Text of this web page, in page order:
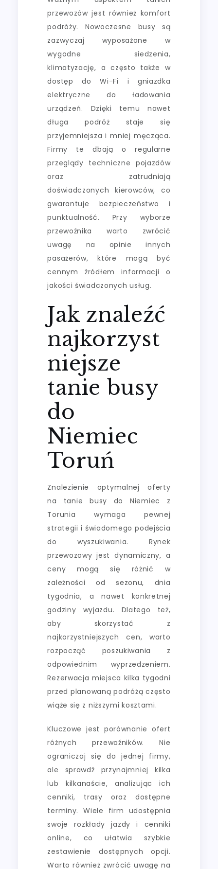
przewozów jest również komfort
podróży. Nowoczesne busy są
zazwyczaj wyposażone w
wygodne siedzenia,
klimatyzację, a często także w
dostęp do Wi-Fi i gniazdka
elektryczne do ładowania
urządzeń. Dzięki temu nawet
długa podróż staje się
przyjemniejsza i mniej męcząca.
Firmy te dbają o regularne
przeglądy techniczne pojazdów
oraz zatrudniają
doświadczonych kierowców, co
gwarantuje bezpieczeństwo i
punktualność. Przy wyborze
przewoźnika warto zwrócić
uwagę na opinie innych
pasażerów, które mogą być
cennym źródłem informacji o
jakości świadczonych usług.
Jak znaleźć
najkorzyst
niejsze
tanie busy
do
Niemiec
Toruń
Znalezienie optymalnej oferty
na tanie busy do Niemiec z
Torunia wymaga pewnej
strategii i świadomego podejścia
do wyszukiwania. Rynek
przewozowy jest dynamiczny, a
ceny mogą się różnić w
zależności od sezonu, dnia
tygodnia, a nawet konkretnej
godziny wyjazdu. Dlatego też,
aby skorzystać z
najkorzystniejszych cen, warto
rozpocząć poszukiwania z
odpowiednim wyprzedzeniem.
Rezerwacja miejsca kilka tygodni
przed planowaną podróżą często
wiąże się z niższymi kosztami.
Kluczowe jest porównanie ofert
różnych przewoźników. Nie
ograniczaj się do jednej firmy,
ale sprawdź przynajmniej kilka
lub kilkanaście, analizując ich
cenniki, trasy oraz dostępne
terminy. Wiele firm udostępnia
swoje rozkłady jazdy i cenniki
online, co ułatwia szybkie
zestawienie dostępnych opcji.
Warto również zwrócić uwagę na